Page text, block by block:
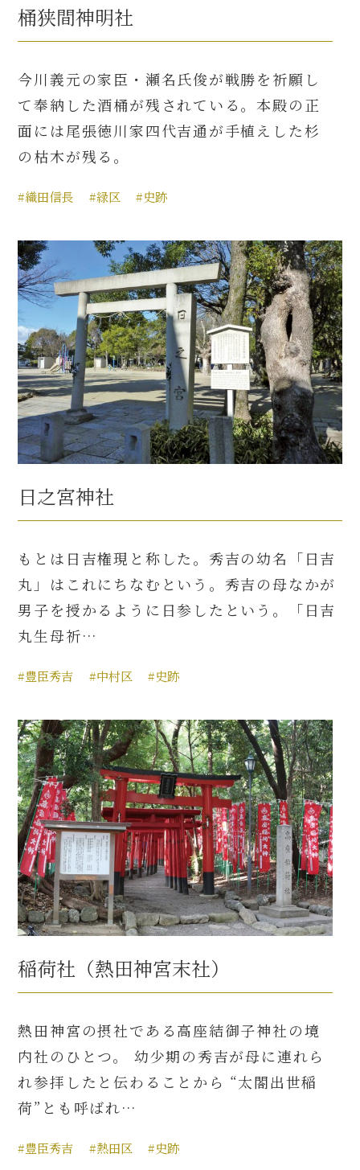
桶狭間神明社
今川義元の家臣・瀬名氏俊が戦勝を祈願し
て奉納した酒桶が残されている。本殿の正
面には尾張徳川家四代吉通が手植えした杉
の枯木が残る。
#織田信長 #緑区 #史跡
日之宮神社
もとは日吉権現と称した。秀吉の幼名「日吉
丸」はこれにちなむという。秀吉の母なかが
男子を授かるように日参したという。「日吉
丸生母祈…
#豊臣秀吉 #中村区 #史跡
稲荷社（熱田神宮末社）
熱田神宮の摂社である高座結御子神社の境
内社のひとつ。 幼少期の秀吉が母に連れら
れ参拝したと伝わることから “太閤出世稲
荷”とも呼ばれ…
#豊臣秀吉 #熱田区 #史跡